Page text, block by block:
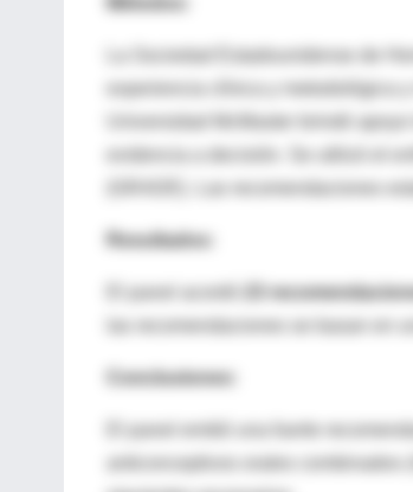
La Sociedad Estadounidense de
experiencia clínica y metodológica
Universidad McMaster brindó
Resultados:
23
las recomendaciones se basan en
Conclusiones: